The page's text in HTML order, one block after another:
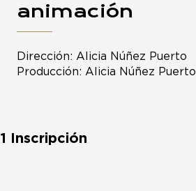
animación
Dirección: Alicia Núñez Puerto
Producción: Alicia Núñez Puerto
1 Inscripción